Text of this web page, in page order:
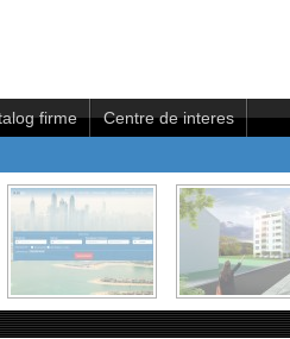
firme Centre de interes